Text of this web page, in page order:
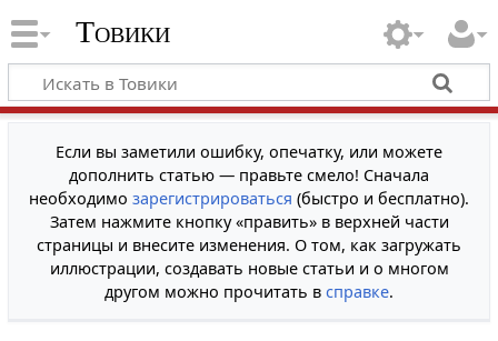
Товики
Если вы заметили ошибку, опечатку, или можете
дополнить статью — правьте смело! Сначала
необходимо зарегистрироваться (быстро и бесплатно).
Затем нажмите кнопку «править» в верхней части
страницы и внесите изменения. О том, как загружать
иллюстрации, создавать новые статьи и о многом
другом можно прочитать в справке.